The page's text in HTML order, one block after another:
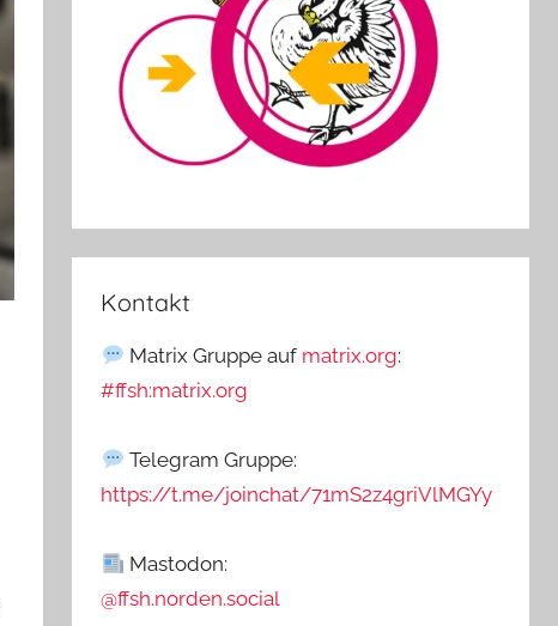
Kontakt
Matrix Gruppe auf matrix.org:
#ffsh:matrix.org
Telegram Gruppe:
https://t.me/joinchat/71mS2z4griVlMGYy
Mastodon:
@ffsh.norden.social